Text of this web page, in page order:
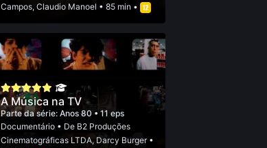
Campos,Claudio Manoel • 85 min •
A Música na TV
Parte da série:Anos 80• 11 eps
Documentário • De B2 Produções
Cinematográficas LTDA, Darcy Burger•